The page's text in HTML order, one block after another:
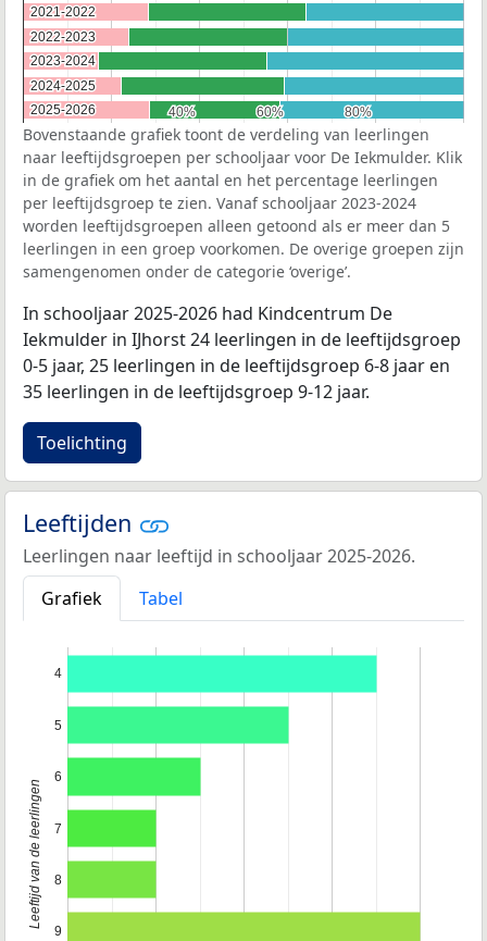
40%
40% 60%
60% 80%
80%
2021-2022
2021-2022
2022-2023
2022-2023
2023-2024
2023-2024
2024-2025
2024-2025
2025-2026
2025-2026
Bovenstaande grafiek toont de verdeling van leerlingen
naar leeftijdsgroepen per schooljaar voor De Iekmulder. Klik
in de grafiek om het aantal en het percentage leerlingen
per leeftijdsgroep te zien. Vanaf schooljaar 2023-2024
worden leeftijdsgroepen alleen getoond als er meer dan 5
leerlingen in een groep voorkomen. De overige groepen zijn
samengenomen onder de categorie ‘overige’.
In schooljaar 2025-2026 had Kindcentrum De
Iekmulder in IJhorst 24 leerlingen in de leeftijdsgroep
0-5 jaar, 25 leerlingen in de leeftijdsgroep 6-8 jaar en
35 leerlingen in de leeftijdsgroep 9-12 jaar.
Toelichting
Leeftijden
Leerlingen naar leeftijd in schooljaar 2025-2026.
Grafiek
Tabel
4
5
6
7
8
9
Leeftijd van de leerlingen